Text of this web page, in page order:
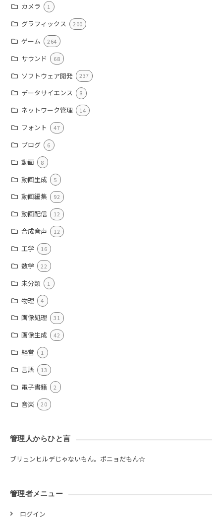
カメラ 1
グラフィックス 200
ゲーム 264
サウンド 68
ソフトウェア開発 237
データサイエンス 8
ネットワーク管理 14
フォント 47
ブログ 6
動画 8
動画生成 5
動画編集 92
動画配信 12
合成音声 12
工学 16
数学 22
未分類 1
物理 4
画像処理 31
画像生成 42
経営 1
言語 13
電子書籍 2
音楽 20
管理人からひと言
ブリュンヒルデじゃないもん。ポニョだもん☆
管理者メニュー
ログイン